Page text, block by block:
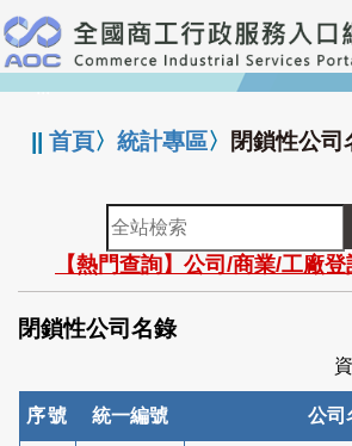
跳
到
主
要
:::
||首頁〉統計專區〉 閉鎖性公司
全
站
檢
索
【熱門查詢】公司/商業/工廠
閉鎖性公司名錄
序號 統一編號 公司